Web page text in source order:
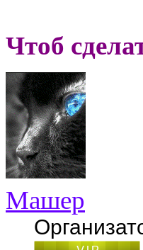
Чтоб
Машер